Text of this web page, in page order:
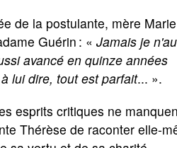
de la postulante, mère
Guérin : « Jamais je
avancé en quinze années
lui dire, tout est parfait... ».
esprits critiques ne
Thérèse de raconter elle-